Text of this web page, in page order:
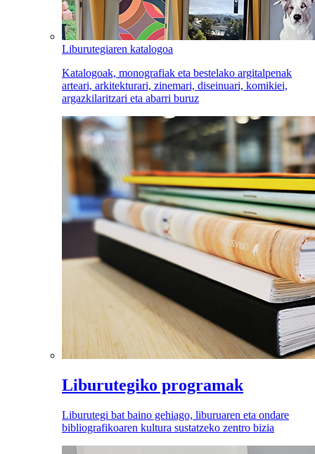
Liburutegiaren katalogoa
Katalogoak, monografiak eta bestelako argitalpenak
arteari, arkitekturari, zinemari, diseinuari, komikiei,
argazkilaritzari eta abarri buruz
Liburutegiko programak
Liburutegi bat baino gehiago, liburuaren eta ondare
bibliografikoaren kultura sustatzeko zentro bizia